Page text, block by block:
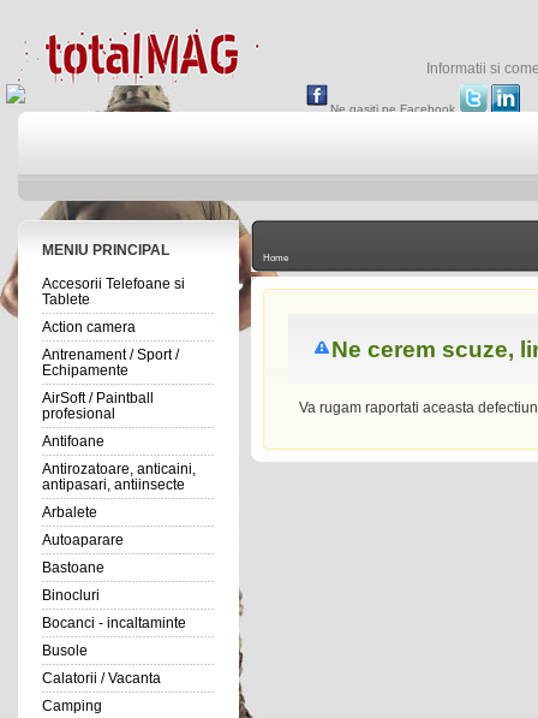
Informatii si
Ne gasiti pe Facebook
MENIU PRINCIPAL
Accesorii Telefoane si
Tablete
Action camera
Antrenament / Sport /
Echipamente
AirSoft / Paintball
profesional
Antifoane
Antirozatoare, anticaini,
antipasari, antiinsecte
Arbalete
Autoaparare
Bastoane
Binocluri
Bocanci - incaltaminte
Busole
Calatorii / Vacanta
Camping
Home
Ne cerem scuze,
Va rugam raportati aceasta